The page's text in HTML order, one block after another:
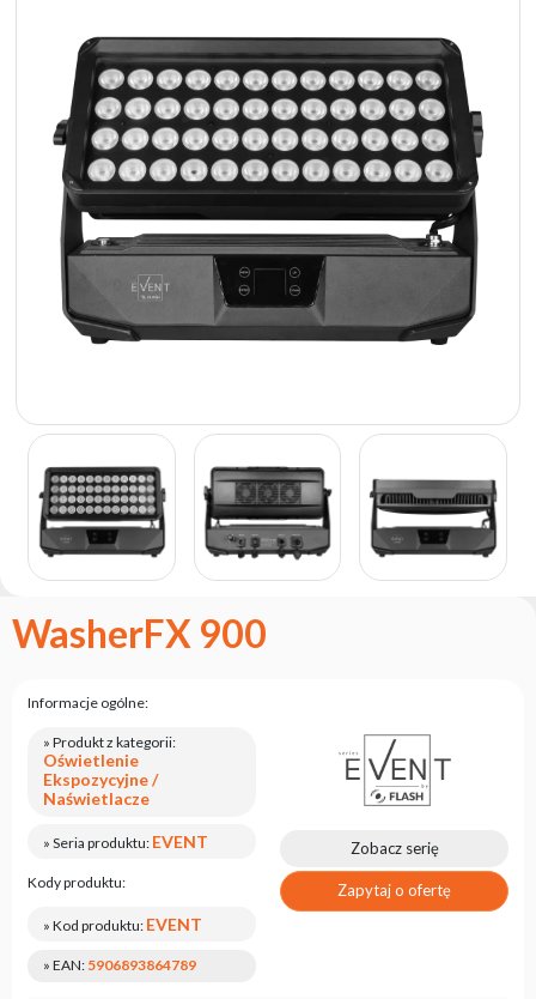
Archiwum
produktów
Zobacz
także
Aktualności
Portfolio
flash
Kontakt
Kariera
Zgłoszenie
Zwrot
testach
Leasing
Częste
Wybierz
WasherFX 900
Informacje ogólne:
» Produkt z kategorii:
Oświetlenie
Ekspozycyjne /
Naświetlacze
» Seria produktu: EVENT
Kody produktu:
» Kod produktu: EVENT
» EAN: 5906893864789
Zobacz serię
Zapytaj o ofertę